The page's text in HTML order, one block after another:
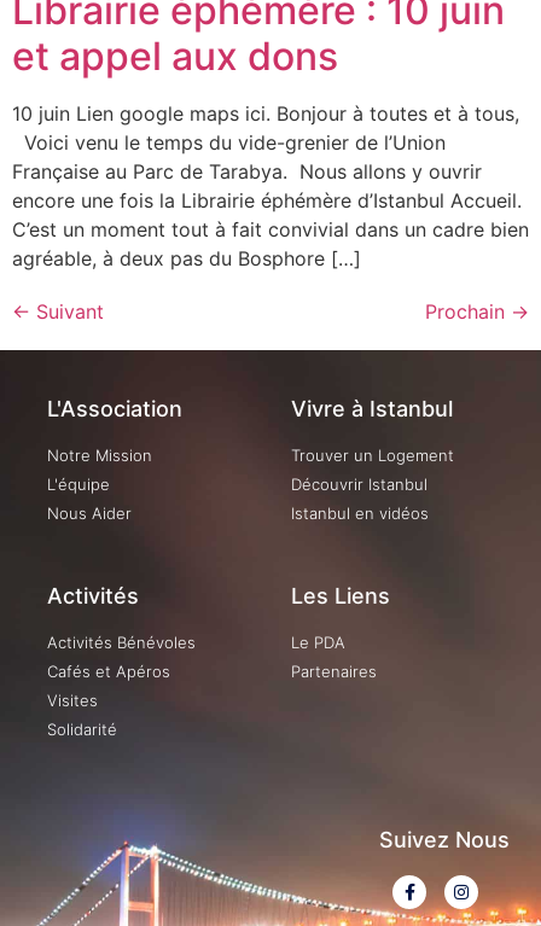
Librairie éphémère : 10 juin
et appel aux dons
10 juin Lien google maps ici. Bonjour à toutes et à tous,
Voici venu le temps du vide-grenier de l’Union
Française au Parc de Tarabya. Nous allons y ouvrir
encore une fois la Librairie éphémère d’Istanbul Accueil.
C’est un moment tout à fait convivial dans un cadre bien
agréable, à deux pas du Bosphore […]
← Suivant Prochain →
L'Association
Notre Mission
L'équipe
Nous Aider
Vivre à Istanbul
Trouver un Logement
Découvrir Istanbul
Istanbul en vidéos
Activités
Activités Bénévoles
Cafés et Apéros
Visites
Solidarité
Les Liens
Le PDA
Partenaires
Suivez Nous